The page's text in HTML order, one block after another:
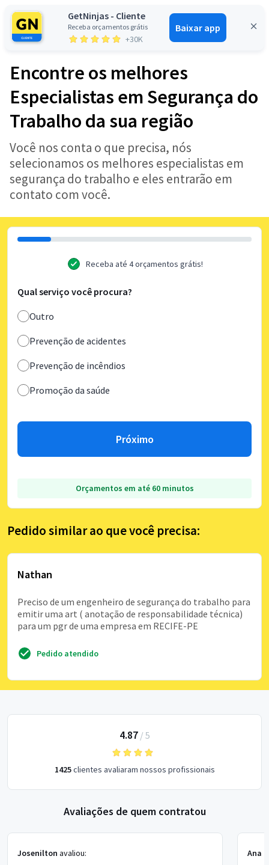
GetNinjas - Cliente
Receba orçamentos grátis
+30K
Baixar app
Entrar
Encontre os melhores
Especialistas em Segurança do
Trabalho da sua região
Você nos conta o que precisa, nós
selecionamos os melhores especialistas em
segurança do trabalho e eles entrarão em
contato com você.
Receba até 4 orçamentos grátis!
Qual serviço você procura?
Outro
Prevenção de acidentes
Prevenção de incêndios
Promoção da saúde
Próximo
Orçamentos em até 60 minutos
Pedido similar ao que você precisa:
Nathan
Preciso de um engenheiro de segurança do trabalho para
emitir uma art ( anotação de responsabilidade técnica)
para um pgr de uma empresa em RECIFE-PE
Pedido atendido
4.87/ 5
1425clientes avaliaram nossos profissionais
Avaliações de quem contratou
Josenilton avaliou:
Ana